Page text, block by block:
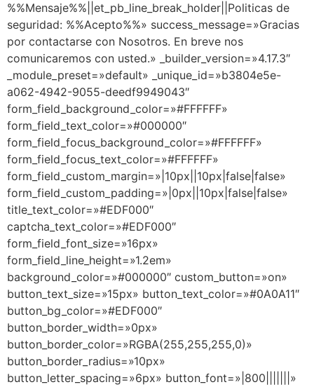
%%Mensaje%%||et_pb_line_break_holder||Politicas de
seguridad: %%Acepto%%» success_message=»Gracias
por contactarse con Nosotros. En breve nos
comunicaremos con usted.» _builder_version=»4.17.3″
_module_preset=»default» _unique_id=»b3804e5e-
a062-4942-9055-deedf9949043″
form_field_background_color=»#FFFFFF»
form_field_text_color=»#000000″
form_field_focus_background_color=»#FFFFFF»
form_field_focus_text_color=»#FFFFFF»
form_field_custom_margin=»|10px||10px|false|false»
form_field_custom_padding=»|0px||10px|false|false»
title_text_color=»#EDF000″
captcha_text_color=»#EDF000″
form_field_font_size=»16px»
form_field_line_height=»1.2em»
background_color=»#000000″ custom_button=»on»
button_text_size=»15px» button_text_color=»#0A0A11″
button_bg_color=»#EDF000″
button_border_width=»0px»
button_border_color=»RGBA(255,255,255,0)»
button_border_radius=»10px»
button_letter_spacing=»6px» button_font=»|800|||||||»